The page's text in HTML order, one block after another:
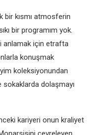
bir kısmı atmosferin
bir programım yok.
anlamak için etrafta
konuşmak
koleksiyonundan
sokaklarda dolaşmayı
kariyeri onun kraliyet